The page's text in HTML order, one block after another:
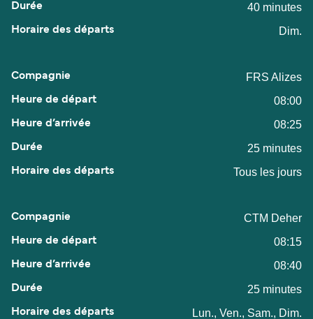
40 minutes
Dim.
FRS Alizes
08:00
08:25
25 minutes
Tous les jours
CTM Deher
08:15
08:40
25 minutes
Lun., Ven., Sam., Dim.